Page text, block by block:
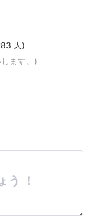
人)
ます。)
う ！